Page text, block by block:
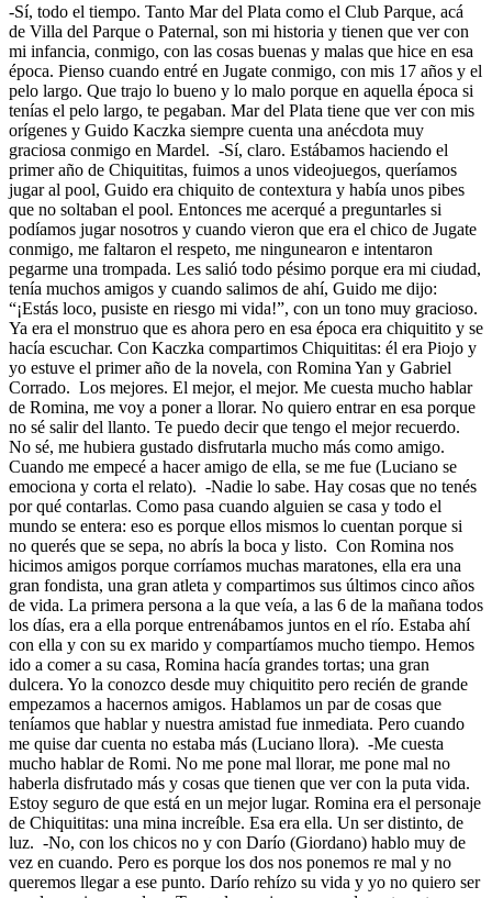
-Sí, todo el tiempo. Tanto Mar del Plata como el Club Parque, acá
de Villa del Parque o Paternal, son mi historia y tienen que ver con
mi infancia, conmigo, con las cosas buenas y malas que hice en esa
época. Pienso cuando entré en Jugate conmigo, con mis 17 años y el
pelo largo. Que trajo lo bueno y lo malo porque en aquella época si
tenías el pelo largo, te pegaban. Mar del Plata tiene que ver con mis
orígenes y Guido Kaczka siempre cuenta una anécdota muy
graciosa conmigo en Mardel. -Sí, claro. Estábamos haciendo el
primer año de Chiquititas, fuimos a unos videojuegos, queríamos
jugar al pool, Guido era chiquito de contextura y había unos pibes
que no soltaban el pool. Entonces me acerqué a preguntarles si
podíamos jugar nosotros y cuando vieron que era el chico de Jugate
conmigo, me faltaron el respeto, me ningunearon e intentaron
pegarme una trompada. Les salió todo pésimo porque era mi ciudad,
tenía muchos amigos y cuando salimos de ahí, Guido me dijo:
“¡Estás loco, pusiste en riesgo mi vida!”, con un tono muy gracioso.
Ya era el monstruo que es ahora pero en esa época era chiquitito y se
hacía escuchar. Con Kaczka compartimos Chiquititas: él era Piojo y
yo estuve el primer año de la novela, con Romina Yan y Gabriel
Corrado. Los mejores. El mejor, el mejor. Me cuesta mucho hablar
de Romina, me voy a poner a llorar. No quiero entrar en esa porque
no sé salir del llanto. Te puedo decir que tengo el mejor recuerdo.
No sé, me hubiera gustado disfrutarla mucho más como amigo.
Cuando me empecé a hacer amigo de ella, se me fue (Luciano se
emociona y corta el relato). -Nadie lo sabe. Hay cosas que no tenés
por qué contarlas. Como pasa cuando alguien se casa y todo el
mundo se entera: eso es porque ellos mismos lo cuentan porque si
no querés que se sepa, no abrís la boca y listo. Con Romina nos
hicimos amigos porque corríamos muchas maratones, ella era una
gran fondista, una gran atleta y compartimos sus últimos cinco años
de vida. La primera persona a la que veía, a las 6 de la mañana todos
los días, era a ella porque entrenábamos juntos en el río. Estaba ahí
con ella y con su ex marido y compartíamos mucho tiempo. Hemos
ido a comer a su casa, Romina hacía grandes tortas; una gran
dulcera. Yo la conozco desde muy chiquitito pero recién de grande
empezamos a hacernos amigos. Hablamos un par de cosas que
teníamos que hablar y nuestra amistad fue inmediata. Pero cuando
me quise dar cuenta no estaba más (Luciano llora). -Me cuesta
mucho hablar de Romi. No me pone mal llorar, me pone mal no
haberla disfrutado más y cosas que tienen que ver con la puta vida.
Estoy seguro de que está en un mejor lugar. Romina era el personaje
de Chiquititas: una mina increíble. Esa era ella. Un ser distinto, de
luz. -No, con los chicos no y con Darío (Giordano) hablo muy de
vez en cuando. Pero es porque los dos nos ponemos re mal y no
queremos llegar a ese punto. Darío rehízo su vida y yo no quiero ser